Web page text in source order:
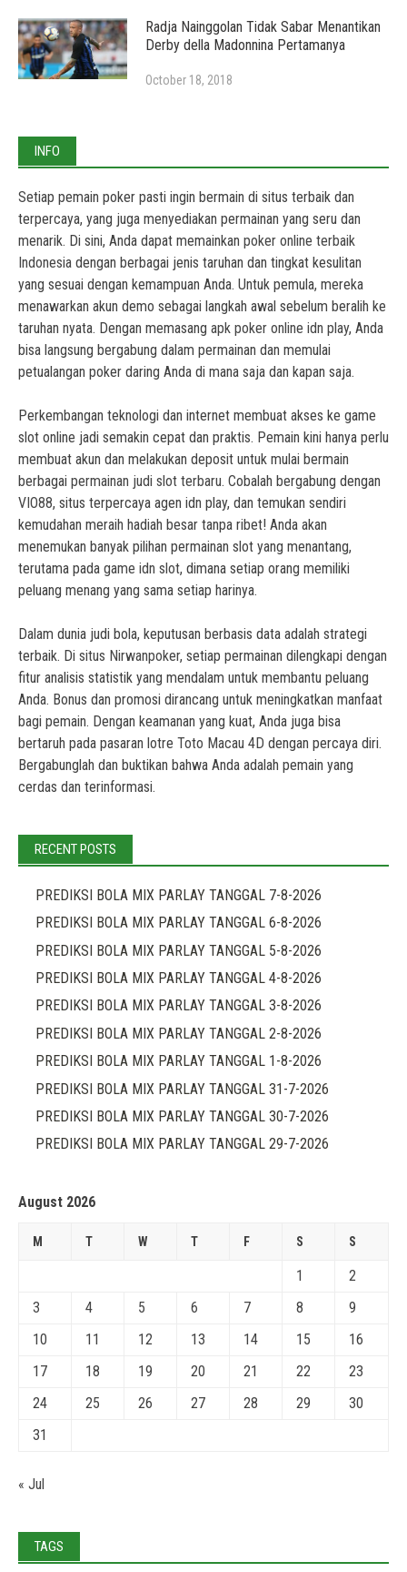
Radja Nainggolan Tidak Sabar Menantikan
Derby della Madonnina Pertamanya
October 18, 2018
INFO
Setiap pemain poker pasti ingin bermain di situs terbaik dan
terpercaya, yang juga menyediakan permainan yang seru dan
menarik. Di sini, Anda dapat memainkan poker online terbaik
Indonesia dengan berbagai jenis taruhan dan tingkat kesulitan
yang sesuai dengan kemampuan Anda. Untuk pemula, mereka
menawarkan akun demo sebagai langkah awal sebelum beralih ke
taruhan nyata. Dengan memasang apk poker online idn play, Anda
bisa langsung bergabung dalam permainan dan memulai
petualangan poker daring Anda di mana saja dan kapan saja.
Perkembangan teknologi dan internet membuat akses ke game
slot online jadi semakin cepat dan praktis. Pemain kini hanya perlu
membuat akun dan melakukan deposit untuk mulai bermain
berbagai permainan judi slot terbaru. Cobalah bergabung dengan
VIO88, situs terpercaya agen idn play, dan temukan sendiri
kemudahan meraih hadiah besar tanpa ribet! Anda akan
menemukan banyak pilihan permainan slot yang menantang,
terutama pada game idn slot, dimana setiap orang memiliki
peluang menang yang sama setiap harinya.
Dalam dunia judi bola, keputusan berbasis data adalah strategi
terbaik. Di situs Nirwanpoker, setiap permainan dilengkapi dengan
fitur analisis statistik yang mendalam untuk membantu peluang
Anda. Bonus dan promosi dirancang untuk meningkatkan manfaat
bagi pemain. Dengan keamanan yang kuat, Anda juga bisa
bertaruh pada pasaran lotre Toto Macau 4D dengan percaya diri.
Bergabunglah dan buktikan bahwa Anda adalah pemain yang
cerdas dan terinformasi.
RECENT POSTS
PREDIKSI BOLA MIX PARLAY TANGGAL 7-8-2026
PREDIKSI BOLA MIX PARLAY TANGGAL 6-8-2026
PREDIKSI BOLA MIX PARLAY TANGGAL 5-8-2026
PREDIKSI BOLA MIX PARLAY TANGGAL 4-8-2026
PREDIKSI BOLA MIX PARLAY TANGGAL 3-8-2026
PREDIKSI BOLA MIX PARLAY TANGGAL 2-8-2026
PREDIKSI BOLA MIX PARLAY TANGGAL 1-8-2026
PREDIKSI BOLA MIX PARLAY TANGGAL 31-7-2026
PREDIKSI BOLA MIX PARLAY TANGGAL 30-7-2026
PREDIKSI BOLA MIX PARLAY TANGGAL 29-7-2026
August 2026
M T W T F S S
1
2
3
4 5 6 7 8
9
10
11 12 13 14 15
16
17
18 19 20 21 22
23
24
25 26 27 28 29
30
31
« Jul
TAGS